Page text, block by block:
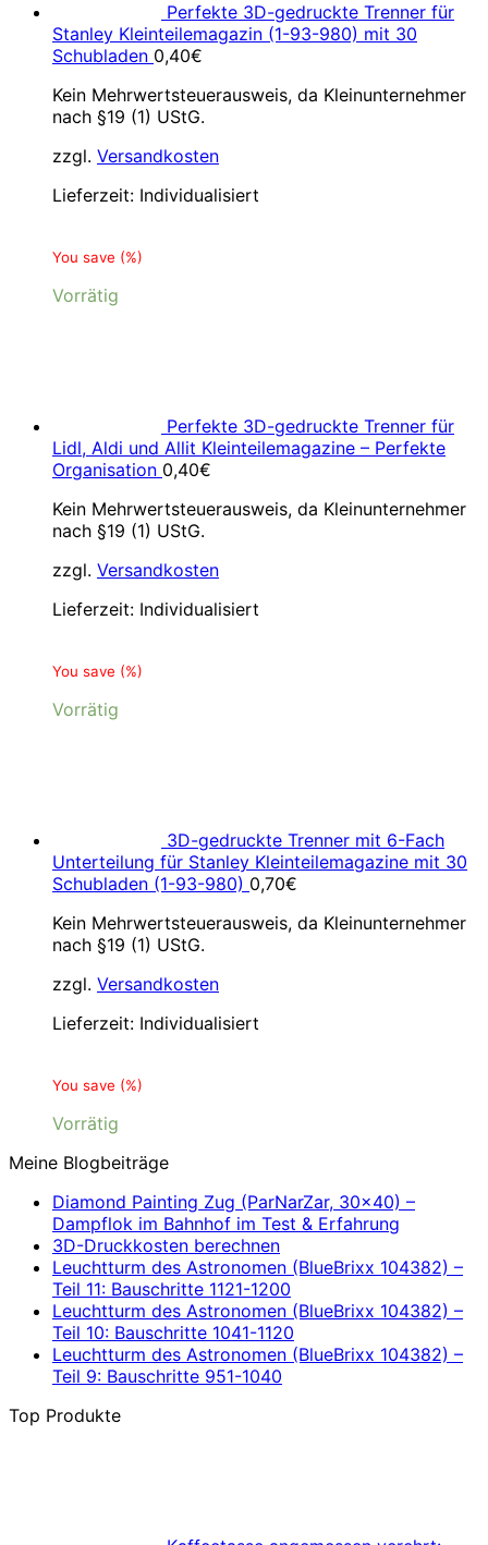
Perfekte 3D-gedruckte Trenner für
Stanley Kleinteilemagazin (1-93-980) mit 30
Schubladen 0,40€
Kein Mehrwertsteuerausweis, da Kleinunternehmer
nach §19 (1) UStG.
zzgl. Versandkosten
Lieferzeit: Individualisiert
You save (%)
Vorrätig
Perfekte 3D-gedruckte Trenner für
Lidl, Aldi und Allit Kleinteilemagazine – Perfekte
Organisation 0,40€
Kein Mehrwertsteuerausweis, da Kleinunternehmer
nach §19 (1) UStG.
zzgl. Versandkosten
Lieferzeit: Individualisiert
You save (%)
Vorrätig
3D-gedruckte Trenner mit 6-Fach
Unterteilung für Stanley Kleinteilemagazine mit 30
Schubladen (1-93-980) 0,70€
Kein Mehrwertsteuerausweis, da Kleinunternehmer
nach §19 (1) UStG.
zzgl. Versandkosten
Lieferzeit: Individualisiert
You save (%)
Vorrätig
Meine Blogbeiträge
Diamond Painting Zug (ParNarZar, 30×40) –
Dampflok im Bahnhof im Test & Erfahrung
3D-Druckkosten berechnen
Leuchtturm des Astronomen (BlueBrixx 104382) –
Teil 11: Bauschritte 1121-1200
Leuchtturm des Astronomen (BlueBrixx 104382) –
Teil 10: Bauschritte 1041-1120
Leuchtturm des Astronomen (BlueBrixx 104382) –
Teil 9: Bauschritte 951-1040
Top Produkte